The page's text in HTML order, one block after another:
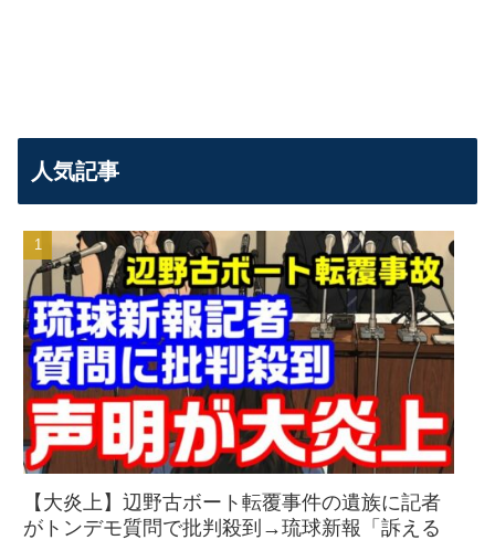
人気記事
【大炎上】辺野古ボート転覆事件の遺族に記者
がトンデモ質問で批判殺到→琉球新報「訴える